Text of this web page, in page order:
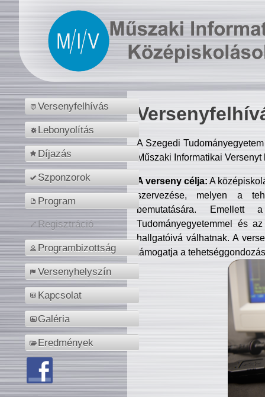
Versenyfelhívás
Lebonyolítás
Díjazás
Szponzorok
Program
Regisztráció
Programbizottság
Versenyhelyszín
Kapcsolat
Galéria
Eredmények
A Szegedi
Műszaki Informatikai
A verseny célja: A
szervezése, melyen a
bemutatására. Emellett
Tudományegyetemmel és
hallgatóivá válhatnak. A
támogatja a